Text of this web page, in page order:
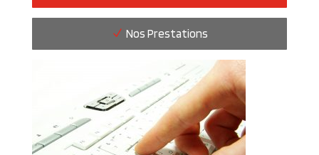
Nos Prestations